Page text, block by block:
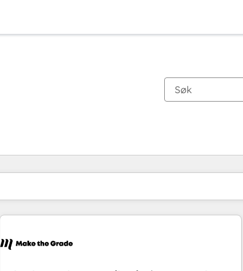
Du er for øyeblikket påSide
Side Side Side Side Side Side Side Side Side Side